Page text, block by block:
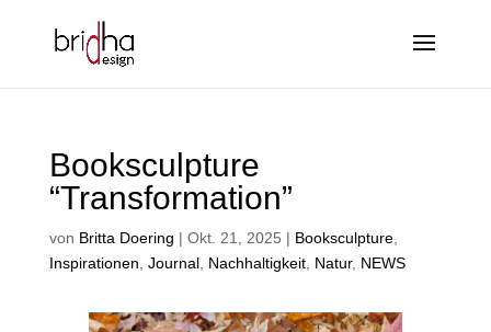
Booksculpture
“Transformation”
von Britta Doering | Okt. 21, 2025 | Booksculpture,
Inspirationen Journal, Nachhaltigkeit, Natur, NEWS